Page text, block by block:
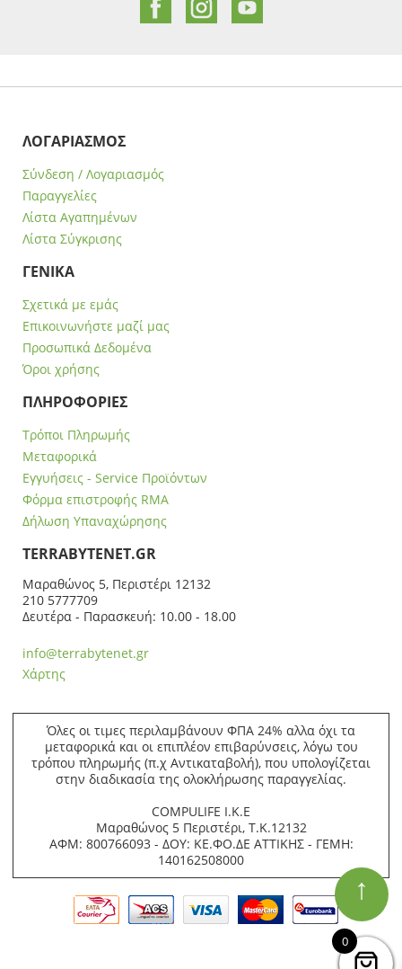
ΛΟΓΑΡΙΑΣΜΟΣ
Σύνδεση / Λογαριασμός
Παραγγελίες
Λίστα Αγαπημένων
Λίστα Σύγκρισης
ΓΕΝΙΚΑ
Σχετικά με εμάς
Επικοινωνήστε μαζί μας
Προσωπικά Δεδομένα
Όροι χρήσης
ΠΛΗΡΟΦΟΡΙΕΣ
Τρόποι Πληρωμής
Μεταφορικά
Εγγυήσεις - Service Προϊόντων
Φόρμα επιστροφής RMA
Δήλωση Υπαναχώρησης
ΤERRABYTENET.GR
Μαραθώνος 5, Περιστέρι 12132
210 5777709
Δευτέρα - Παρασκευή: 10.00 - 18.00
info@terrabytenet.gr
Χάρτης
Όλες οι τιμες περιλαμβάνουν ΦΠΑ 24% αλλα όχι τα
μεταφορικά και οι επιπλέον επιβαρύνσεις, λόγω του
τρόπου πληρωμής (π.χ Αντικαταβολή), που υπολογίζεται
στην διαδικασία της ολοκλήρωσης παραγγελίας.
COMPULIFE Ι.Κ.Ε
Μαραθώνος 5 Περιστέρι, Τ.Κ.12132
ΑΦΜ: 800766093 - ΔΟΥ: ΚΕ.ΦΟ.ΔΕ ΑΤΤΙΚΗΣ - ΓΕΜΗ:
140162508000
↑
0